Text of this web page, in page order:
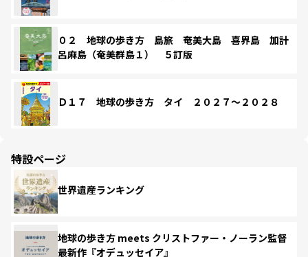
０２ 地球の歩き方 島旅 奄美大島 喜界島 加計
呂麻島（奄美群島１） ５訂版
Ｄ１７ 地球の歩き方 タイ ２０２７～２０２８
特設ページ
世界遺産ランキング
地球の歩き方 meets クリストファー・ノーラン監督
最新作『オデュッセイア』